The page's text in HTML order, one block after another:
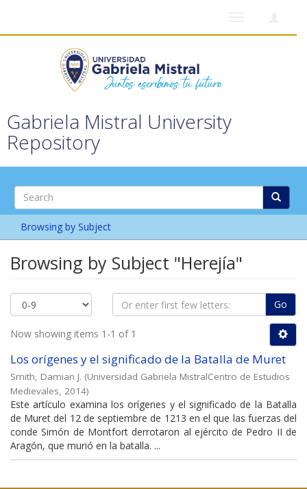
Gabriela Mistral University
Repository
Browsing by Subject
Browsing by Subject "Herejía"
Go
Now showing items 1-1 of 1
Los orígenes y el significado de la Batalla de Muret
Smith, Damian J. (Universidad Gabriela MistralCentro de Estudios
Medievales, 2014)
Este artículo examina los orígenes y el significado de la Batalla
de Muret del 12 de septiembre de 1213 en el que las fuerzas del
conde Simón de Montfort derrotaron al ejército de Pedro II de
Aragón, que murió en la batalla. ...